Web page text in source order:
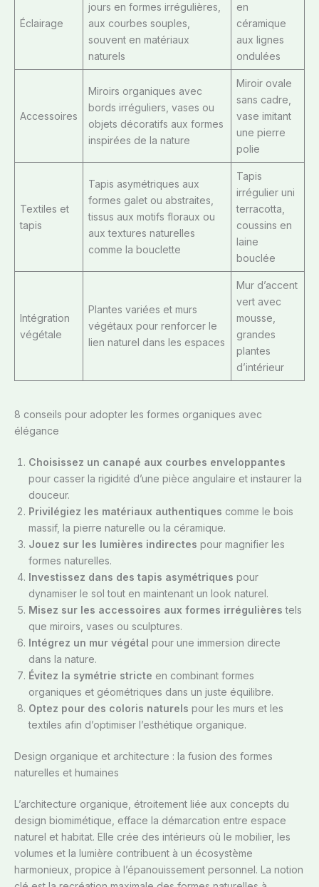
Éclairage
jours en formes irrégulières,
aux courbes souples,
souvent en matériaux
naturels
en
céramique
aux lignes
ondulées
Accessoires
Miroirs organiques avec
bords irréguliers, vases ou
objets décoratifs aux formes
inspirées de la nature
Miroir ovale
sans cadre,
vase imitant
une pierre
polie
Textiles et
tapis
Tapis asymétriques aux
formes galet ou abstraites,
tissus aux motifs floraux ou
aux textures naturelles
comme la bouclette
Tapis
irrégulier uni
terracotta,
coussins en
laine
bouclée
Intégration
végétale
Plantes variées et murs
végétaux pour renforcer le
lien naturel dans les espaces
Mur d’accent
vert avec
mousse,
grandes
plantes
d’intérieur
8 conseils pour adopter les formes organiques avec
élégance
Choisissez un canapé aux courbes enveloppantes
pour casser la rigidité d’une pièce angulaire et instaurer la
douceur.
Privilégiez les matériaux authentiques comme le bois
massif, la pierre naturelle ou la céramique.
Jouez sur les lumières indirectes pour magnifier les
formes naturelles.
Investissez dans des tapis asymétriques pour
dynamiser le sol tout en maintenant un look naturel.
Misez sur les accessoires aux formes irrégulières tels
que miroirs, vases ou sculptures.
Intégrez un mur végétal pour une immersion directe
dans la nature.
Évitez la symétrie stricte en combinant formes
organiques et géométriques dans un juste équilibre.
Optez pour des coloris naturels pour les murs et les
textiles afin d’optimiser l’esthétique organique.
Design organique et architecture : la fusion des formes
naturelles et humaines
L’architecture organique, étroitement liée aux concepts du
design biomimétique, efface la démarcation entre espace
naturel et habitat. Elle crée des intérieurs où le mobilier, les
volumes et la lumière contribuent à un écosystème
harmonieux, propice à l’épanouissement personnel. La notion